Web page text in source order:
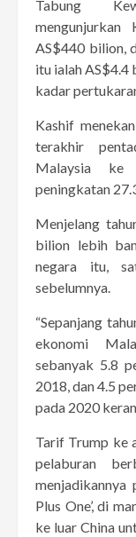
Tabung
AS$440 bilion,
itu ialah AS$4.4
kadar
Kashif
terakhir
Malaysia ke
peningkatan
Menjelang
bilion lebih
negara itu,
sebelumnya.
“Sepanjang
ekonomi
sebanyak 5.8
2018, dan 4.5
pada 2020
Tarif Trump ke
pelaburan
menjadikannya
Plus One’, di
ke luar China